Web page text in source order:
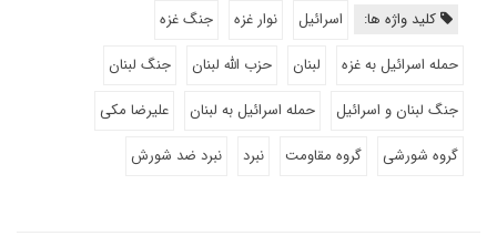
کلید واژه ها: اسرائیل نوار غزه
جنگ غزه
حمله اسرائیل به غزه
لبنان حزب الله لبنان
جنگ لبنان
جنگ لبنان و اسرائیل
حمله اسرائیل به لبنان
علیرضا مکی
گروه شورشی
گروه مقاومت نبرد نبرد ضد شورش